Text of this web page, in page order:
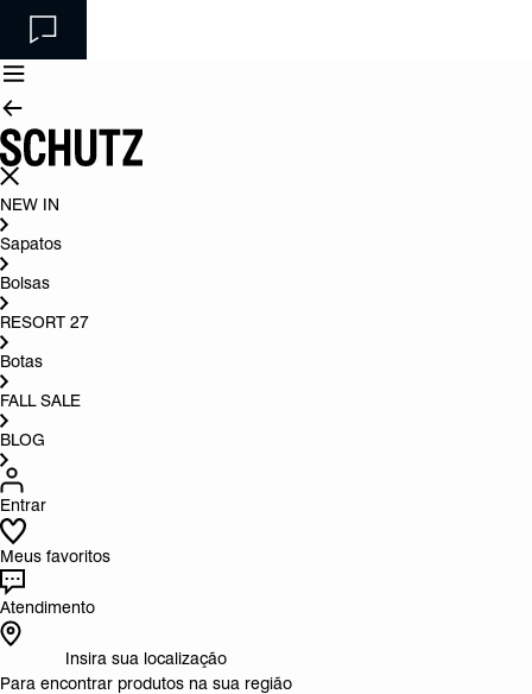
NEW IN
Sapatos
Bolsas
RESORT 27
Botas
FALL SALE
BLOG
Entrar
Meus favoritos
Atendimento
Insira sua localização
Para encontrar produtos na sua região